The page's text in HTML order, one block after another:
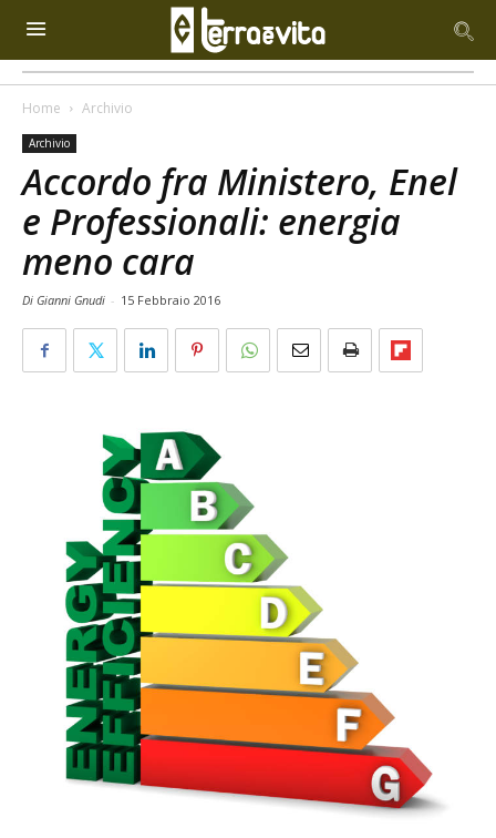
Home Archivio
Archivio
Accordo fra Ministero, Enel
e Professionali: energia
meno cara
Di Gianni Gnudi - 15 Febbraio 2016